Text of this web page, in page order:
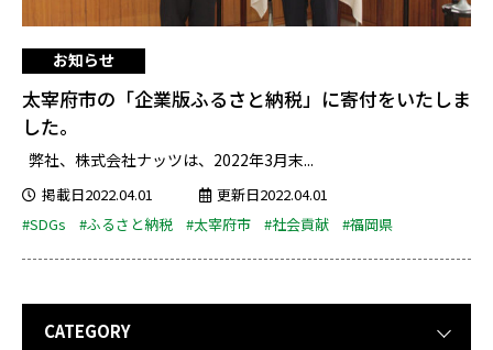
お知らせ
太宰府市の「企業版ふるさと納税」に寄付をいたしま
した。
弊社、株式会社ナッツは、2022年3月末...
掲載日2022.04.01
更新日2022.04.01
#SDGs
#ふるさと納税 #太宰府市 #社会貢献 #福岡県
CATEGORY